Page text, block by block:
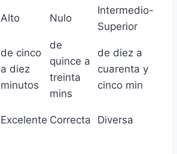
Alto Nulo
Intermedio-
Superior
de cinco
a diez
minutos
de
quince a
treinta
mins
de diez a
cuarenta y
cinco min
Excelente Correcta Diversa